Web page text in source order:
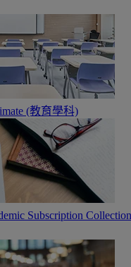
(教育學科)
Subscription